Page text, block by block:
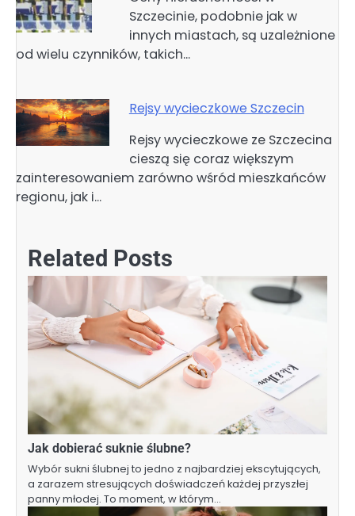
Szczecinie, podobnie jak w
innych miastach, są uzależnione
od wielu czynników, takich…
Rejsy wycieczkowe Szczecin
Rejsy wycieczkowe ze Szczecina
cieszą się coraz większym
zainteresowaniem zarówno wśród mieszkańców
regionu, jak i…
Related Posts
Jak dobierać suknie ślubne?
Wybór sukni ślubnej to jedno z najbardziej ekscytujących,
a zarazem stresujących doświadczeń każdej przyszłej
panny młodej. To moment, w którym…